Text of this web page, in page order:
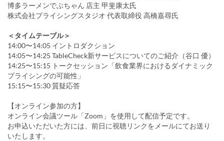
博多ラーメンでぶちゃん 店主 甲斐康太氏
株式会社プライシングスタジオ 代表取締役 高橋嘉尋氏
＜タイムテーブル＞
14:00〜14:05 イントロダクション
14:05〜14:25 TableCheck新サービスについてのご紹介（谷口 優）
14:25〜15:15 トークセッション「飲食業界におけるダイナミック
プライシングの可能性」
15:15〜15:30 質疑応答
【オンライン参加の方】
オンライン会議ツール「Zoom」を使用して配信予定です。
お申込いただいた方には、前日に視聴リンクをメールにてお送り
いたします。